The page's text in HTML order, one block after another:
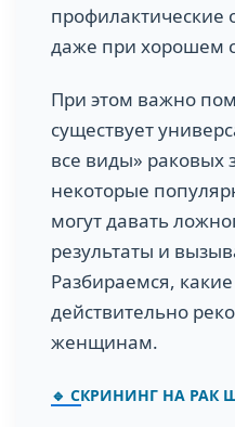
даже при хорошем
При этом важно
существует
все виды» раковых
некоторые
могут давать
результаты и
Разбираемся,
действительно
женщинам.
🔹 СКРИНИНГ НА РАК